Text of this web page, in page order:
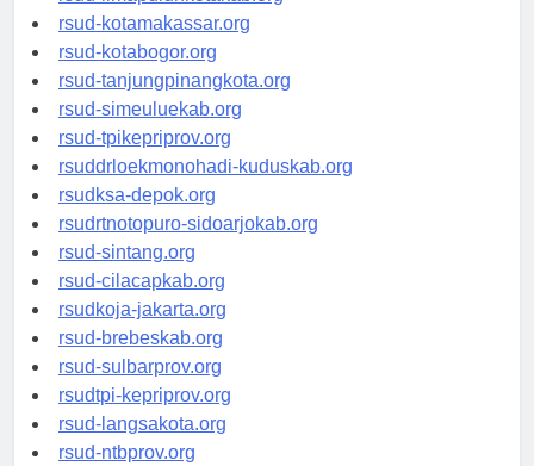
rsud-kotamakassar.org
rsud-kotabogor.org
rsud-tanjungpinangkota.org
rsud-simeuluekab.org
rsud-tpikepriprov.org
rsuddrloekmonohadi-kuduskab.org
rsudksa-depok.org
rsudrtnotopuro-sidoarjokab.org
rsud-sintang.org
rsud-cilacapkab.org
rsudkoja-jakarta.org
rsud-brebeskab.org
rsud-sulbarprov.org
rsudtpi-kepriprov.org
rsud-langsakota.org
rsud-ntbprov.org